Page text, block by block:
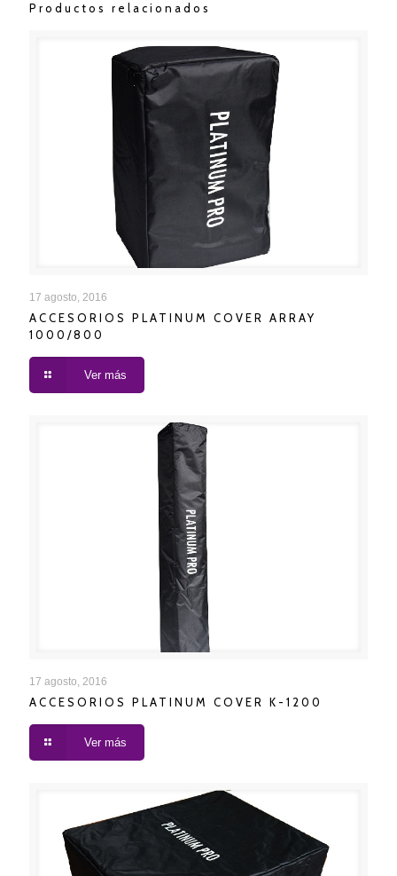
Productos relacionados
ACCESORIOS PLATINUM COVER ARRAY 1000/800
17 agosto, 2016
ACCESORIOS PLATINUM COVER ARRAY
1000/800
Ver más
ACCESORIOS PLATINUM COVER K-1200
17 agosto, 2016
ACCESORIOS PLATINUM COVER K-1200
Ver más